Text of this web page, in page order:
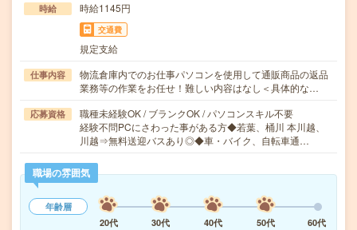
時給 時給1145円
交通費
規定支給
仕事内容
物流倉庫内でのお仕事パソコンを使用して通販商品の返品
業務等の作業をお任せ！難しい内容はなし＜具体的な…
応募資格
職種未経験OK / ブランクOK / パソコンスキル不要
経験不問PCにさわった事がある方◆若葉、桶川 本川越、
川越⇒無料送迎バスあり◎◆車・バイク、自転車通…
職場の雰囲気
年齢層
20代
30代 40代 50代
60代